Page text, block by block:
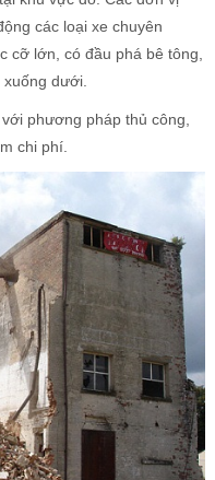
các loại xe chuyên
cỡ lớn, có đầu phá bê tông,
dưới.
phương pháp thủ công,
chi phí.